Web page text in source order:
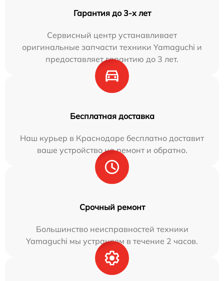
Гарантия до 3-х лет
Сервисный центр устанавливает
оригинальные запчасти техники Yamaguchi и
предоставляет гарантию до 3 лет.
Бесплатная доставка
Наш курьер в Краснодаре бесплатно доставит
ваше устройство на ремонт и обратно.
Срочный ремонт
Большинство неисправностей техники
Yamaguchi мы устраняем в течение 2 часов.